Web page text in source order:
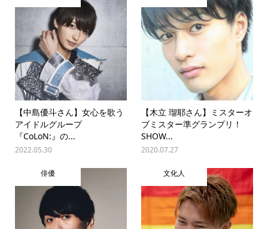
【中島優斗さん】女心を歌う
アイドルグループ
『CoLoN:』の...
2022.05.30
【木立 瑠耶さん】ミスターオ
ブミスター準グランプリ！
SHOW...
2020.07.27
俳優 文化人